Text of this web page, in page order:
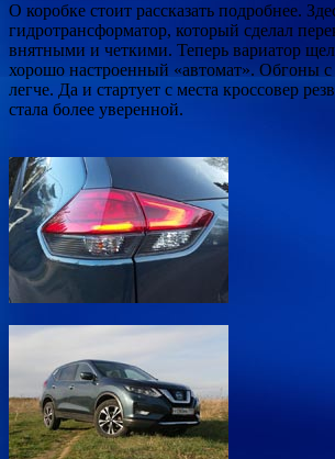
О коробке стоит рассказать подробнее.
гидротрансформатор, который сделал
внятными и четкими. Теперь вариатор
хорошо настроенный «автомат». Обгоны
легче. Да и стартует с места кроссовер
стала более уверенной.